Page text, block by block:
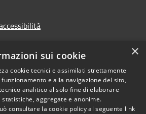
Copyright © 2026 • Comune di
Renate • Powered by
Municipium•Accesso
×
sui cookie
cookie tecnici e assimilati strettamente
e alla navigazione del sito,
analitico al solo fine di elaborare
statistiche, aggregate e anonime.
consultare la cookie policy al seguente link